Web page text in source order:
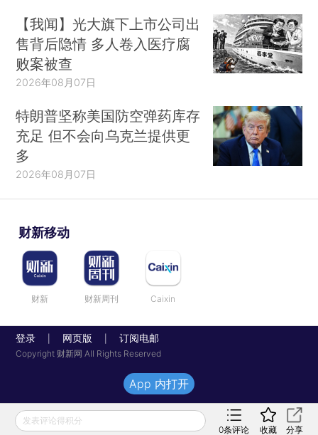
【我闻】光大旗下上市公司出
售背后隐情 多人卷入医疗腐
败案被查
2026年08月07日
特朗普坚称美国防空弹药库存
充足 但不会向乌克兰提供更
多
2026年08月07日
财新移动
财新 财新周刊 Caixin
登录 网页版 订阅电邮
Copyright 财新网 All Rights Reserved
发表评论得积分
0条评论 收藏 分享
App 内打开